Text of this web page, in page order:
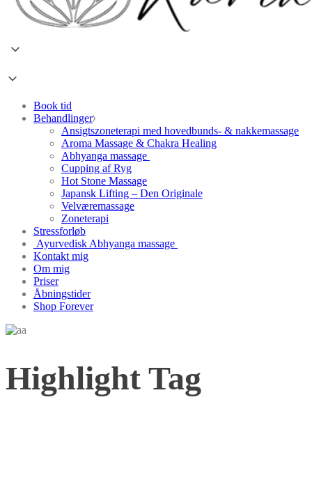
Book tid
Behandlinger
Ansigtszoneterapi med hovedbunds- & nakkemassage
Aroma Massage & Chakra Healing
Abhyanga massage
Cupping af Ryg
Hot Stone Massage
Japansk Lifting – Den Originale
Velværemassage
Zoneterapi
Stressforløb
Ayurvedisk Abhyanga massage
Kontakt mig
Om mig
Priser
Åbningstider
Shop Forever
Highlight Tag